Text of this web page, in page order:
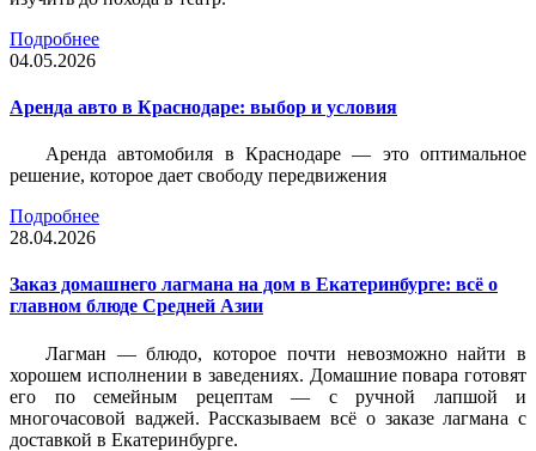
Подробнее
04.05.2026
Аренда авто в Краснодаре: выбор и условия
Аренда автомобиля в Краснодаре — это оптимальное
решение, которое дает свободу передвижения
Подробнее
28.04.2026
Заказ домашнего лагмана на дом в Екатеринбурге: всё о
главном блюде Средней Азии
Лагман — блюдо, которое почти невозможно найти в
хорошем исполнении в заведениях. Домашние повара готовят
его по семейным рецептам — с ручной лапшой и
многочасовой ваджей. Рассказываем всё о заказе лагмана с
доставкой в Екатеринбурге.